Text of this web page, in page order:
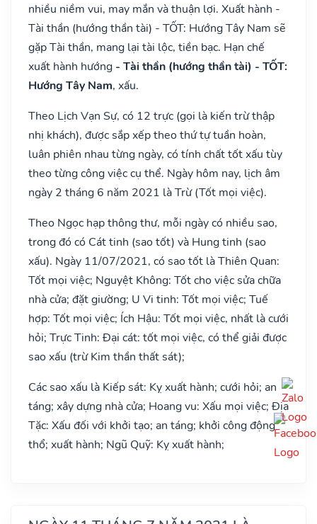
nhiều niềm vui, may mắn và thuận lợi. Xuất hành -
Tài thần (hướng thần tài) - TỐT: Hướng Tây Nam sẽ
gặp Tài thần, mang lại tài lộc, tiền bạc. Hạn chế
xuất hành hướng - Tài thần (hướng thần tài) - TỐT:
Hướng Tây Nam, xấu.
Theo Lịch Vạn Sự, có 12 trực (gọi là kiến trừ thập
nhị khách), được sắp xếp theo thứ tự tuần hoàn,
luân phiên nhau từng ngày, có tính chất tốt xấu tùy
theo từng công việc cụ thể. Ngày hôm nay, lịch âm
ngày 2 tháng 6 năm 2021 là Trừ (Tốt mọi việc).
Theo Ngọc hạp thông thư, mỗi ngày có nhiều sao,
trong đó có Cát tinh (sao tốt) và Hung tinh (sao
xấu). Ngày 11/07/2021, có sao tốt là Thiên Quan:
Tốt mọi việc; Nguyệt Không: Tốt cho việc sửa chữa
nhà cửa; đặt giường; U Vi tinh: Tốt mọi việc; Tuế
hợp: Tốt mọi việc; Ích Hậu: Tốt mọi việc, nhất là cưới
hỏi; Trực Tinh: Đại cát: tốt mọi việc, có thể giải được
sao xấu (trừ Kim thần thất sát);
Các sao xấu là Kiếp sát: Kỵ xuất hành; cưới hỏi; an
táng; xây dựng nhà cửa; Hoang vu: Xấu mọi việc; Địa
Tặc: Xấu đối với khởi tạo; an táng; khởi công động
thổ; xuất hành; Ngũ Quỹ: Kỵ xuất hành;